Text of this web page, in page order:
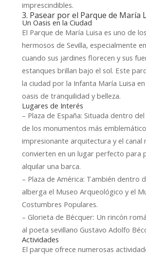
imprescindibles.
3. Pasear por el Parque de María
Un Oasis en la Ciudad
El Parque de María Luisa es uno de
hermosos de Sevilla, especialmente
cuando sus jardines florecen y sus
estanques brillan bajo el sol. Este
la ciudad por la Infanta María Luisa en
oasis de tranquilidad y belleza.
Lugares de Interés
– Plaza de España: Situada dentro
de los monumentos más
impresionante arquitectura y el canal
convierten en un lugar perfecto para
alquilar una barca.
– Plaza de América: También dentro
alberga el Museo Arqueológico y el
Costumbres Populares.
– Glorieta de Bécquer: Un rincón
al poeta sevillano Gustavo Adolfo
Actividades
El parque ofrece numerosas